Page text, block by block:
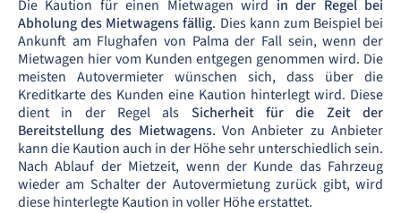
Die Kaution für einen Mietwagen wird in der Regel bei
Abholung des Mietwagens fällig. Dies kann zum Beispiel bei
Ankunft am Flughafen von Palma der Fall sein, wenn der
Mietwagen hier vom Kunden entgegen genommen wird. Die
meisten Autovermieter wünschen sich, dass über die
Kreditkarte des Kunden eine Kaution hinterlegt wird. Diese
dient in der Regel als Sicherheit für die Zeit der
Bereitstellung des Mietwagens. Von Anbieter zu Anbieter
kann die Kaution auch in der Höhe sehr unterschiedlich sein.
Nach Ablauf der Mietzeit, wenn der Kunde das Fahrzeug
wieder am Schalter der Autovermietung zurück gibt, wird
diese hinterlegte Kaution in voller Höhe erstattet.